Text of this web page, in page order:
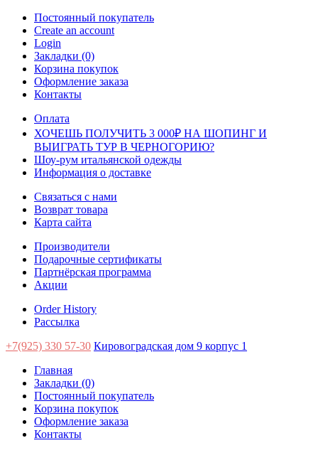
Постоянный покупатель
Create an account
Login
Закладки (0)
Корзина покупок
Оформление заказа
Контакты
Оплата
ХОЧЕШЬ ПОЛУЧИТЬ 3 000₽ НА ШОПИНГ И
ВЫИГРАТЬ ТУР В ЧЕРНОГОРИЮ?
Шоу-рум итальянской одежды
Информация о доставке
Связаться с нами
Возврат товара
Карта сайта
Производители
Подарочные сертификаты
Партнёрская программа
Акции
Order History
Рассылка
+7(925) 330 57-30 Кировоградская дом 9 корпус 1
Главная
Закладки (0)
Постоянный покупатель
Корзина покупок
Оформление заказа
Контакты